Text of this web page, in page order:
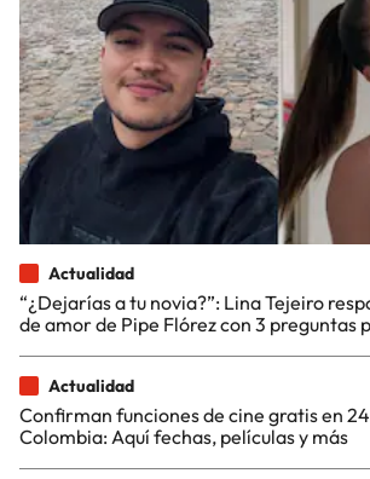
Actualidad
“¿Dejarías a tu novia?”: Lina Tejeiro
de amor de Pipe Flórez con 3 preguntas
Actualidad
Confirman funciones de cine gratis en
Colombia: Aquí fechas, películas y más